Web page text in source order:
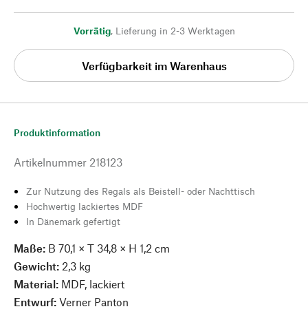
Vorrätig, Lieferung in 2-3 Werktagen
Verfügbarkeit im Warenhaus
Produktinformation
Artikelnummer 218123
Zur Nutzung des Regals als Beistell- oder Nachttisch
Hochwertig lackiertes MDF
In Dänemark gefertigt
Maße: B 70,1 × T 34,8 × H 1,2 cm
Gewicht: 2,3 kg
Material: MDF, lackiert
Entwurf: Verner Panton